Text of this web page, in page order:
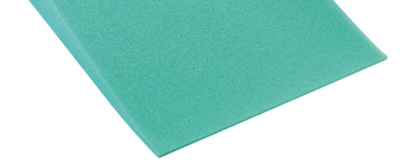
Мой аккаунт
Оставить отзыв
Оформление заказа